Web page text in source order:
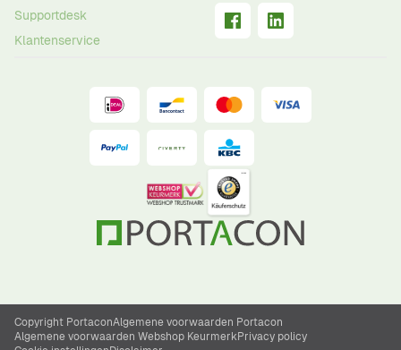
Supportdesk
Klantenservice
Copyright PortaconAlgemene voorwaarden Portacon
Algemene voorwaarden Webshop KeurmerkPrivacy policy